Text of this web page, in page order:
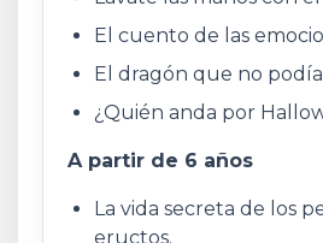
El cuento de las
El dragón que no
¿Quién anda por
A partir de 6 años
La vida secreta de los
eructos.